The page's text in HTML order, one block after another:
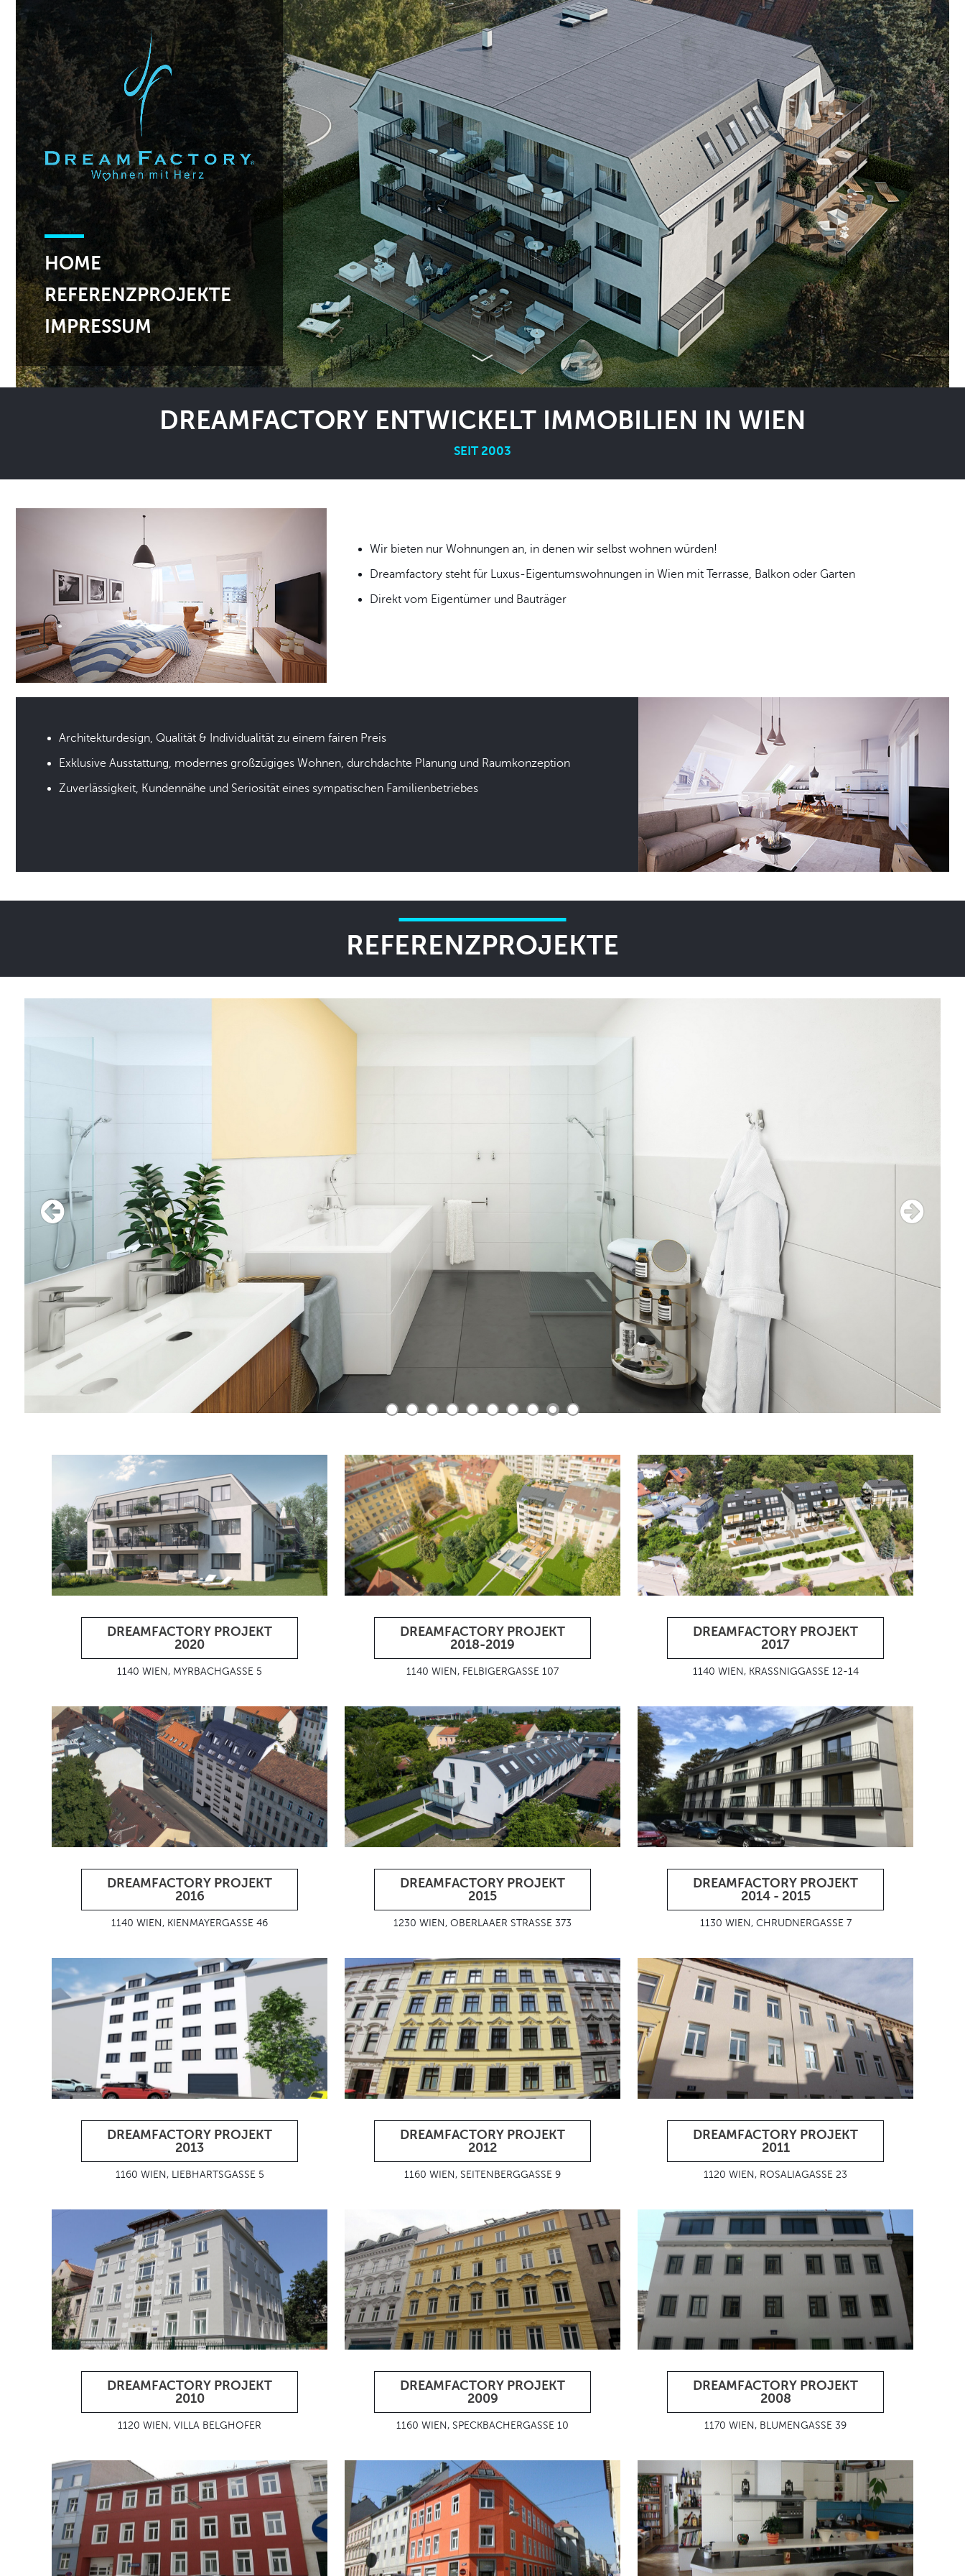
HOME
REFERENZPROJEKTE
IMPRESSUM
DREAMFACTORY ENTWICKELT IMMOBILIEN IN WIEN
SEIT 2003
Wir bieten nur Wohnungen an, in denen wir selbst wohnen würden!
Dreamfactory steht für Luxus-Eigentumswohnungen in Wien mit Terrasse, Balkon oder Garten
Direkt vom Eigentümer und Bauträger
Architekturdesign, Qualität & Individualität zu einem fairen Preis
Exklusive Ausstattung, modernes großzügiges Wohnen, durchdachte Planung und Raumkonzeption
Zuverlässigkeit, Kundennähe und Seriosität eines sympatischen Familienbetriebes
REFERENZPROJEKTE
DREAMFACTORY PROJEKT
2020
1140 WIEN, MYRBACHGASSE 5
DREAMFACTORY PROJEKT
2018-2019
1140 WIEN, FELBIGERGASSE 107
DREAMFACTORY PROJEKT
2017
1140 WIEN, KRASSNIGGASSE 12-14
DREAMFACTORY PROJEKT
2016
1140 WIEN, KIENMAYERGASSE 46
DREAMFACTORY PROJEKT
2015
1230 WIEN, OBERLAAER STRASSE 373
DREAMFACTORY PROJEKT
2014 - 2015
1130 WIEN, CHRUDNERGASSE 7
DREAMFACTORY PROJEKT
2013
1160 WIEN, LIEBHARTSGASSE 5
DREAMFACTORY PROJEKT
2012
1160 WIEN, SEITENBERGGASSE 9
DREAMFACTORY PROJEKT
2011
1120 WIEN, ROSALIAGASSE 23
DREAMFACTORY PROJEKT
2010
1120 WIEN, VILLA BELGHOFER
DREAMFACTORY PROJEKT
2009
1160 WIEN, SPECKBACHERGASSE 10
DREAMFACTORY PROJEKT
2008
1170 WIEN, BLUMENGASSE 39